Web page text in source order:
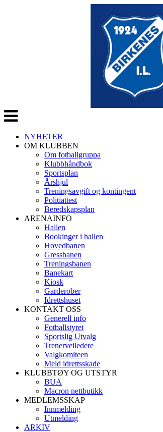
Veksle
navigasjon
NYHETER
OM KLUBBEN
Om fotballgruppa
Klubbhåndbok
Sportsplan
Årshjul
Treningsavgift og kontingent
Politiattest
Beredskapsplan
ARENAINFO
Hallen
Bookinger i hallen
Hovedbanen
Gressbanen
Treningsbanen
Banekart
Kiosk
Garderober
Idrettshuset
KONTAKT OSS
Generell info
Fotballstyret
Sportslig Utvalg
Trenerveiledere
Valgkomiteen
Meld idrettsskade
KLUBBTØY OG UTSTYR
BUA
Macron nettbutikk
MEDLEMSSKAP
Innmelding
Utmelding
ARKIV